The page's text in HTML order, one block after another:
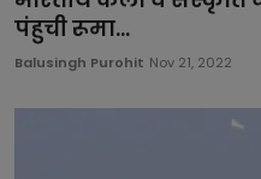
पंहुची रूमा...
Balusingh Purohit Nov 21, 2022